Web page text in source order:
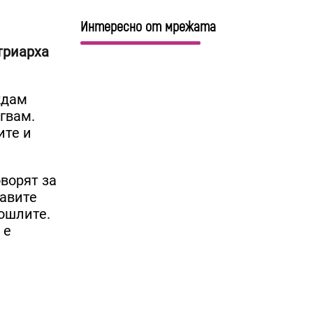
и
за
е
Интересно от мрежата